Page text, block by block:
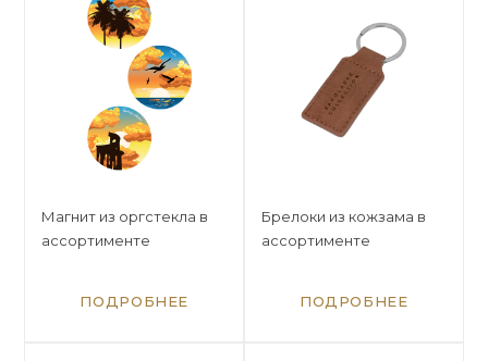
Магнит из оргстекла в
ассортименте
ПОДРОБНЕЕ
Брелоки из кожзама в
ассортименте
ПОДРОБНЕЕ